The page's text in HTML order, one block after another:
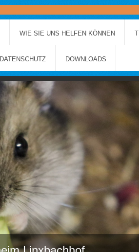
WIE SIE UNS HELFEN KÖNNEN
DATENSCHUTZ DOWNLOADS